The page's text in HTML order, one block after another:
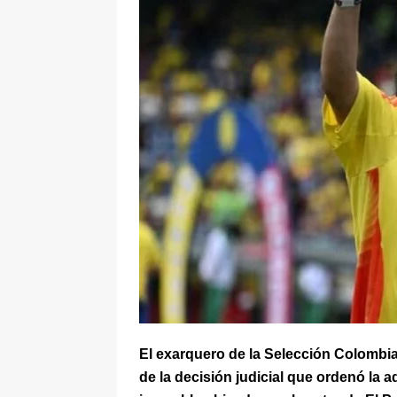
[ 8 de agosto de 2026 ] Epa
episodios que precipitaron su
El exarquero de la Selección
de la decisión judicial que ordenó la